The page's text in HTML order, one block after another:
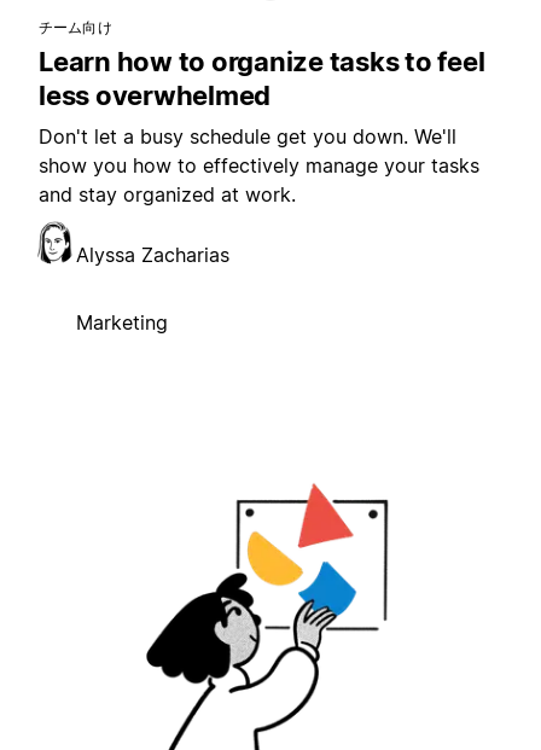
チーム向け
Learn how to organize tasks to feel
less overwhelmed
Don't let a busy schedule get you down. We'll
show you how to effectively manage your tasks
and stay organized at work.
Alyssa Zacharias
Marketing